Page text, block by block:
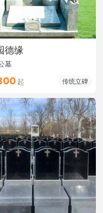
德缘
墓
传统立碑